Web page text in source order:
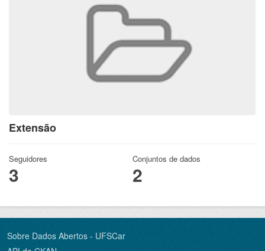
Extensão
Seguidores
3
Conjuntos de dados
2
Sobre Dados Abertos - UFSCar